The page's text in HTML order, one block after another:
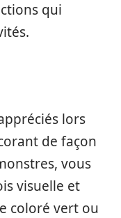
qui
lors
de façon
vous
visuelle et
coloré vert ou